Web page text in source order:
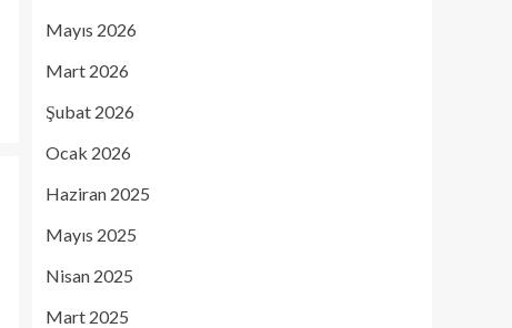
Mayıs 2026
Mart 2026
Şubat 2026
Ocak 2026
Haziran 2025
Mayıs 2025
Nisan 2025
Mart 2025